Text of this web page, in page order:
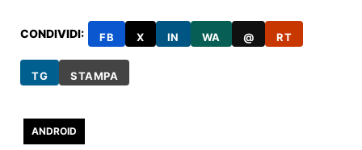
CONDIVIDI: FB X IN WA @ RT
TG STAMPA
ANDROID